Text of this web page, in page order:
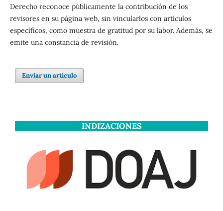
Derecho reconoce públicamente la contribución de los
revisores en su página web, sin vincularlos con artículos
específicos, como muestra de gratitud por su labor. Además, se
emite una constancia de revisión.
Enviar un artículo
INDIZACIONES